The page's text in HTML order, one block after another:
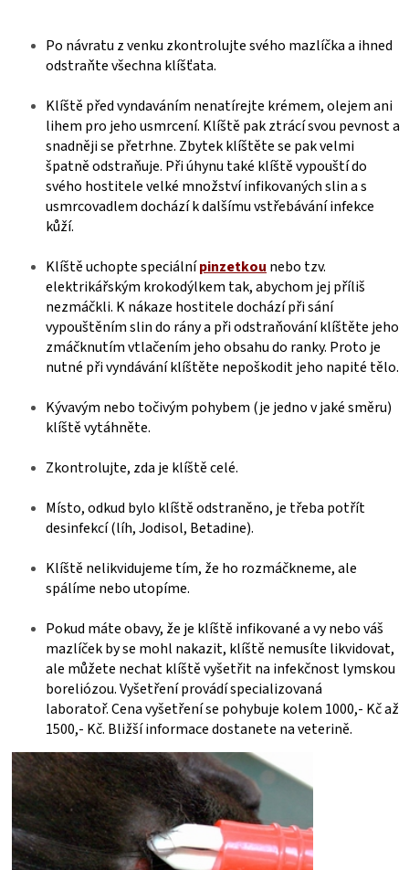
Po návratu z venku zkontrolujte svého mazlíčka a ihned
odstraňte všechna klíšťata.
Klíště před vyndaváním nenatírejte krémem, olejem ani
lihem pro jeho usmrcení. Klíště pak ztrácí svou pevnost a
snadněji se přetrhne. Zbytek klíštěte se pak velmi
špatně odstraňuje. Při úhynu také klíště vypouští do
svého hostitele velké množství infikovaných slin a s
usmrcovadlem dochází k dalšímu vstřebávání infekce
kůží.
Klíště uchopte speciálnípinzetkou nebo tzv.
elektrikářským krokodýlkem tak, abychom jej příliš
nezmáčkli. K nákaze hostitele dochází při sání
vypouštěním slin do rány a při odstraňování klíštěte jeho
zmáčknutím vtlačením jeho obsahu do ranky. Proto je
nutné při vyndávání klíštěte nepoškodit jeho napité tělo.
Kývavým nebo točivým pohybem (je jedno v jaké směru)
klíště vytáhněte.
Zkontrolujte, zda je klíště celé.
Místo, odkud bylo klíště odstraněno, je třeba potřít
desinfekcí (líh, Jodisol, Betadine).
Klíště nelikvidujeme tím, že ho rozmáčkneme, ale
spálíme nebo utopíme.
Pokud máte obavy, že je klíště infikované a vy nebo váš
mazlíček by se mohl nakazit, klíště nemusíte likvidovat,
ale můžete nechat klíště vyšetřit na infekčnost lymskou
boreliózou. Vyšetření provádí specializovaná
laboratoř. Cena vyšetření se pohybuje kolem 1000,- Kč až
1500,- Kč. Bližší informace dostanete na veterině.